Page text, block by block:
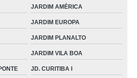
PARQUE DOS BURITIS
CURITIBA I
JARDIM AMÉRICA
JARDIM EUROPA
JARDIM PLANALTO
JARDIM VILA BOA
JD. CURITIBA I